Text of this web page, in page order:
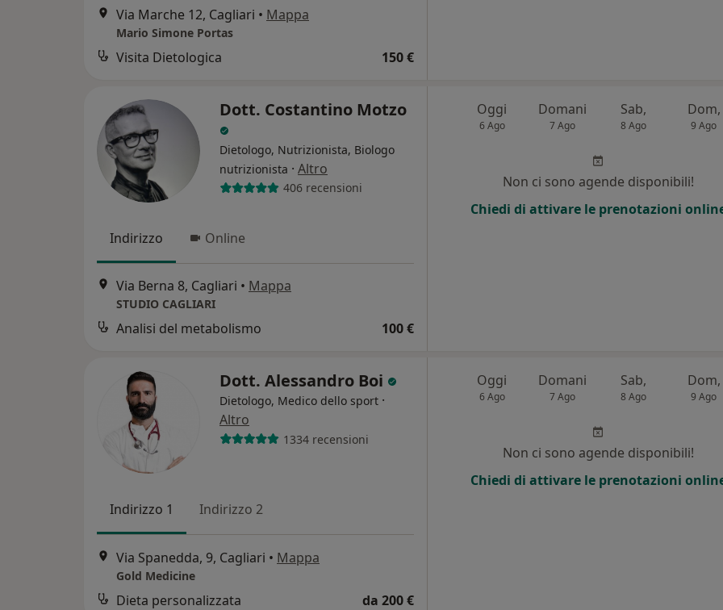
Via Marche 12, Cagliari • Mappa
Mario Simone Portas
Visita Dietologica 150 €
Dott. Costantino Motzo
Dietologo, Nutrizionista, Biologo
nutrizionista · Altro
406 recensioni
Indirizzo Online
Via Berna 8, Cagliari • Mappa
STUDIO CAGLIARI
Analisi del metabolismo 100 €
Oggi
6 Ago
Domani
7 Ago
Sab,
8 Ago
Dom,
9 Ago
Non ci sono agende disponibili!
Chiedi di attivare le prenotazioni
Dott. Alessandro Boi
Dietologo, Medico dello sport ·
Altro
1334 recensioni
Indirizzo 1 Indirizzo 2
Via Spanedda, 9, Cagliari • Mappa
Gold Medicine
Dieta personalizzata da 200 €
Oggi
6 Ago
Domani
7 Ago
Sab,
8 Ago
Dom,
9 Ago
Non ci sono agende disponibili!
Chiedi di attivare le prenotazioni